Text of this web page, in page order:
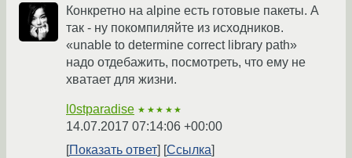
Конкретно на alpine есть готовые пакеты. А
так - ну покомпиляйте из исходников.
«unable to determine correct library path»
надо отдебажить, посмотреть, что ему не
хватает для жизни.
l0stparadise ★★★★★
14.07.2017 07:14:06 +00:00
Показать ответ
Ссылка